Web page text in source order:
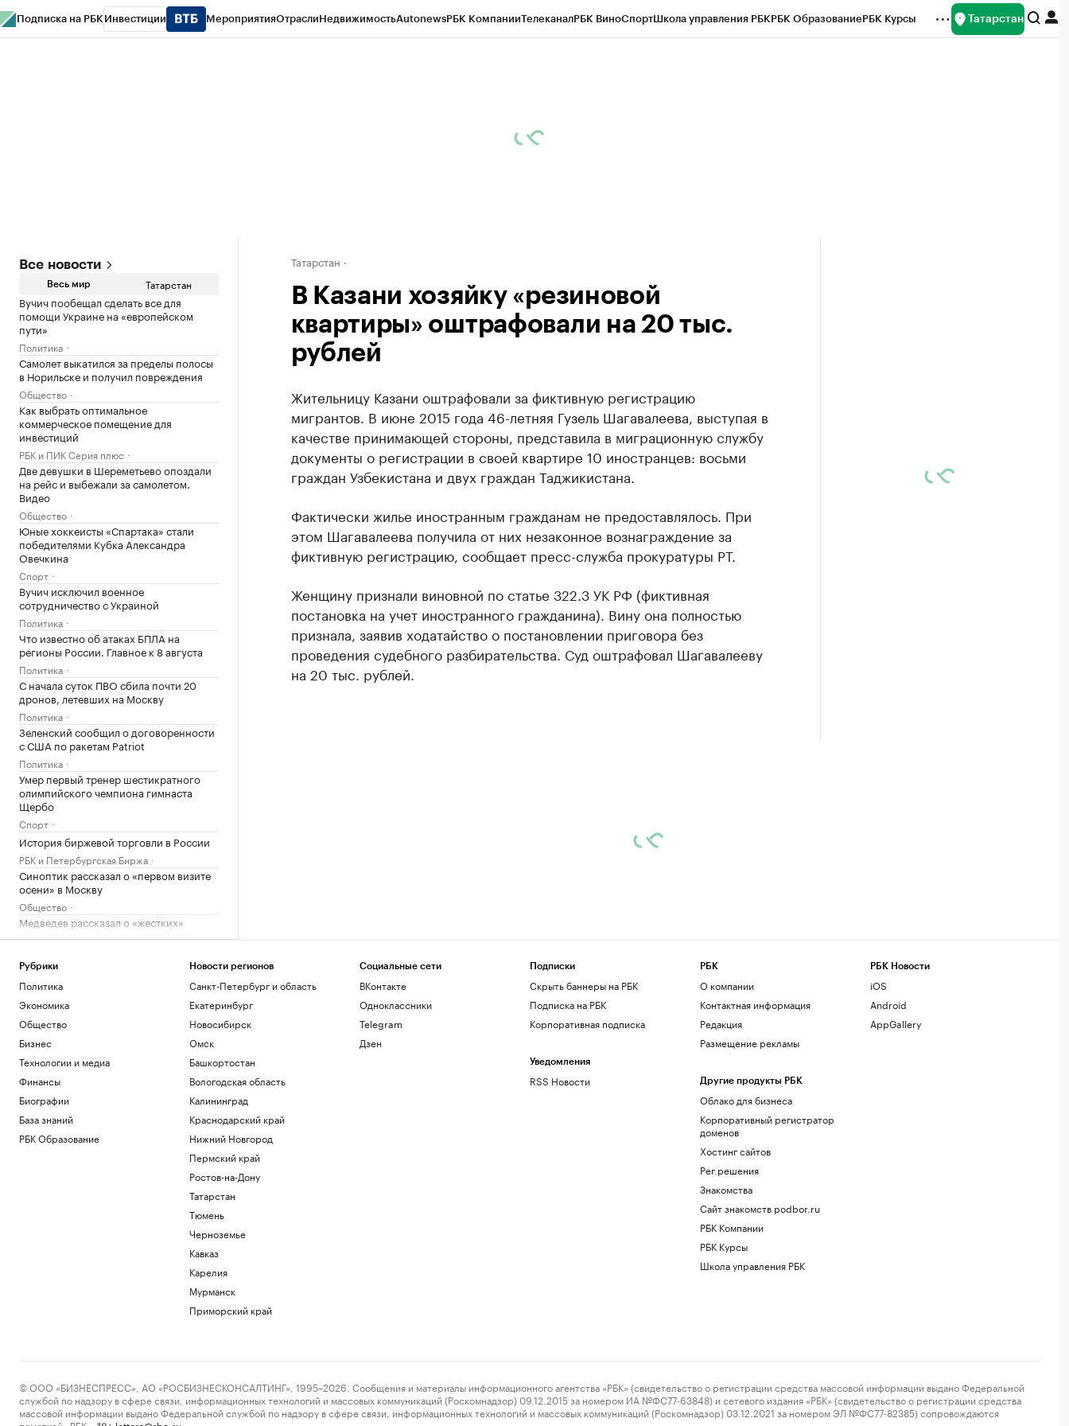
Подписка на РБК Инвестиции МероприятияОтраслиНедвижимостьAutonewsРБК КомпанииТелеканалРБК ВиноСпортШкола управления РБКРБК ОбразованиеРБК Курсы Татарстан
Все новости
Весь мир Татарстан
Вучич пообещал сделать все для
помощи Украине на «европейском
пути»
Политика
Самолет выкатился за пределы полосы
в Норильске и получил повреждения
Общество
Как выбрать оптимальное
коммерческое помещение для
инвестиций
РБК и ПИК Серия плюс
Две девушки в Шереметьево опоздали
на рейс и выбежали за самолетом.
Видео
Общество
Юные хоккеисты «Спартака» стали
победителями Кубка Александра
Овечкина
Спорт
Вучич исключил военное
сотрудничество с Украиной
Политика
Что известно об атаках БПЛА на
регионы России. Главное к 8 августа
Политика
С начала суток ПВО сбила почти 20
дронов, летевших на Москву
Политика
Зеленский сообщил о договоренности
с США по ракетам Patriot
Политика
Умер первый тренер шестикратного
олимпийского чемпиона гимнаста
Щербо
Спорт
История биржевой торговли в России
РБК и Петербургская Биржа
Синоптик рассказал о «первом визите
осени» в Москву
Общество
Медведев рассказал о «жестких»
переговорах с Саркози в 2008 году
Федорищев рассказал о последствиях
атаки БПЛА на Самарскую область
Политика
грузовику в Белгородской области
Политика
Искусственный интеллект вызовет
массовые увольнения — и еще 10
мифов
РБК и Yandex Cloud
Зачем малому и среднему бизнесу
облигации и что важно знать о бирже
Число пострадавших при атаке БПЛА
возвращение Валиевой и Трусовой на
Татарстан
В Казани хозяйку «резиновой
квартиры» оштрафовали на 20 тыс.
рублей
Жительницу Казани оштрафовали за фиктивную регистрацию
мигрантов. В июне 2015 года 46-летняя Гузель Шагавалеева, выступая в
качестве принимающей стороны, представила в миграционную службу
документы о регистрации в своей квартире 10 иностранцев: восьми
граждан Узбекистана и двух граждан Таджикистана.
Фактически жилье иностранным гражданам не предоставлялось. При
этом Шагавалеева получила от них незаконное вознаграждение за
фиктивную регистрацию, сообщает пресс-служба прокуратуры РТ.
Женщину признали виновной по статье 322.3 УК РФ (фиктивная
постановка на учет иностранного гражданина). Вину она полностью
признала, заявив ходатайство о постановлении приговора без
проведения судебного разбирательства. Суд оштрафовал Шагавалееву
на 20 тыс. рублей.
Рубрики
Политика
Экономика
Общество
Бизнес
Технологии и медиа
Финансы
Биографии
База знаний
РБК Образование
Новости регионов
Санкт-Петербург и область
Екатеринбург
Новосибирск
Омск
Башкортостан
Вологодская область
Калининград
Краснодарский край
Нижний Новгород
Пермский край
Ростов-на-Дону
Татарстан
Тюмень
Черноземье
Кавказ
Карелия
Мурманск
Приморский край
Социальные сети
ВКонтакте
Одноклассники
Telegram
Дзен
Подписки
Скрыть баннеры на РБК
Подписка на РБК
Корпоративная подписка
Уведомления
RSS Новости
РБК
О компании
Контактная информация
Редакция
Размещение рекламы
Другие продукты РБК
Облако для бизнеса
Корпоративный регистратор
доменов
Хостинг сайтов
Рег.решения
Знакомства
Сайт знакомств podbor.ru
РБК Компании
РБК Курсы
Школа управления РБК
РБК Новости
iOS
Android
AppGallery
© ООО «БИЗНЕСПРЕСС», АО «РОСБИЗНЕСКОНСАЛТИНГ», 1995–2026. Сообщения и материалы информационного агентства «РБК» (свидетельство о регистрации средства массовой информации выдано Федеральной
службой по надзору в сфере связи, информационных технологий и массовых коммуникаций (Роскомнадзор) 09.12.2015 за номером ИА №ФС77-63848) и сетевого издания «РБК» (свидетельство о регистрации средства
массовой информации выдано Федеральной службой по надзору в сфере связи, информационных технологий и массовых коммуникаций (Роскомнадзор) 03.12.2021 за номером ЭЛ №ФС77-82385) сопровождаются